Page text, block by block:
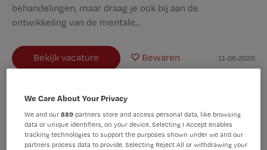
behandelingen, maar draag je ook bij aan de
ontwikkeling van de mentale...
Bekijk vacature Bewaren 11-06-2026
Verpleegkundig Specialist Polikliniek
bipolaire stoornissen
We Care About Your Privacy
We and our889 partners store and access personal data, like browsing
data or unique identifiers, on your device. Selecting I Accept enables
tracking technologies to support the purposes shown under we and our
partners process data to provide. Selecting Reject All or withdrawing your